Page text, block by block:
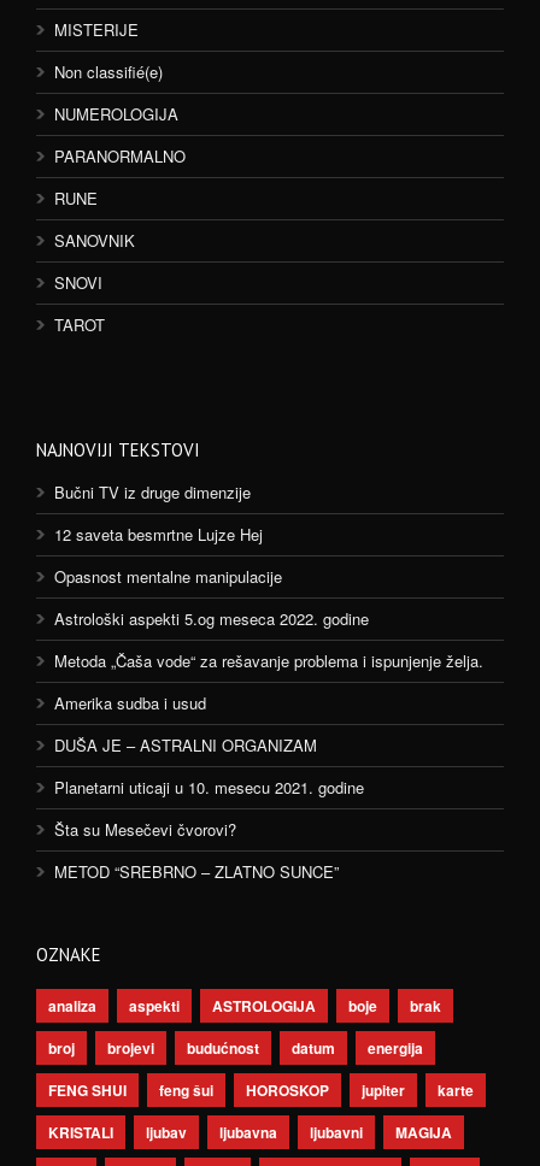
MISTERIJE
Non classifié(e)
NUMEROLOGIJA
PARANORMALNO
RUNE
SANOVNIK
SNOVI
TAROT
NAJNOVIJI TEKSTOVI
Bučni TV iz druge dimenzije
12 saveta besmrtne Lujze Hej
Opasnost mentalne manipulacije
Astrološki aspekti 5.og meseca 2022. godine
Metoda „Čaša vode“ za rešavanje problema i ispunjenje želja.
Amerika sudba i usud
DUŠA JE – ASTRALNI ORGANIZAM
Planetarni uticaji u 10. mesecu 2021. godine
Šta su Mesečevi čvorovi?
METOD “SREBRNO – ZLATNO SUNCE”
OZNAKE
analiza aspekti ASTROLOGIJA boje
brak
broj
brojevi budućnost datum
energija
FENG SHUI
feng šui HOROSKOP jupiter
karte
KRISTALI
ljubav ljubavna ljubavni
MAGIJA